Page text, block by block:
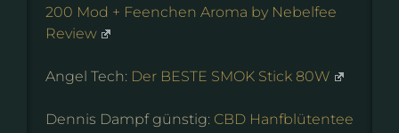
200 Mod + Feenchen Aroma by Nebelfee
Review
Angel Tech: Der BESTE SMOK Stick 80W
Dennis Dampf günstig: CBD Hanfblütentee